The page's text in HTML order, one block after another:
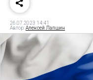
26.07.2023 14:41
Автор:Алексей Лапшин